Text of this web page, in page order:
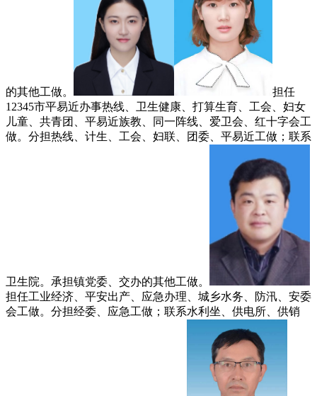
的其他工做。
担任
12345市平易近办事热线、卫生健康、打算生育、工会、妇女
儿童、共青团、平易近族教、同一阵线、爱卫会、红十字会工
做。分担热线、计生、工会、妇联、团委、平易近工做；联系
卫生院。承担镇党委、交办的其他工做。
担任工业经济、平安出产、应急办理、城乡水务、防汛、安委
会工做。分担经委、应急工做；联系水利坐、供电所、供销